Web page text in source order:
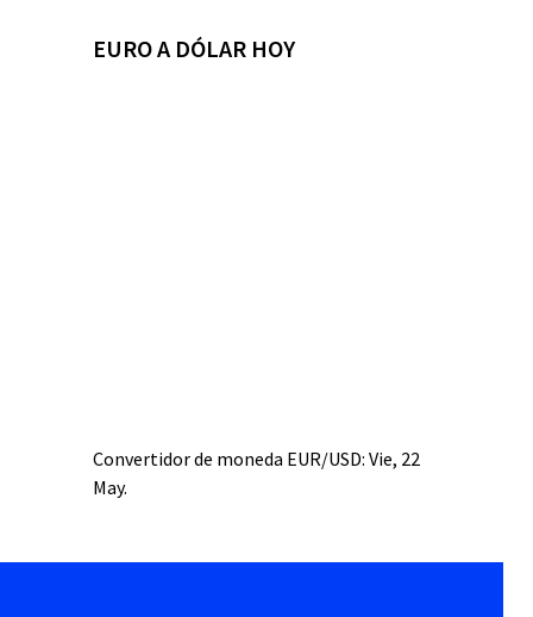
EURO A DÓLAR HOY
Convertidor de moneda EUR/USD: Vie, 22
May.